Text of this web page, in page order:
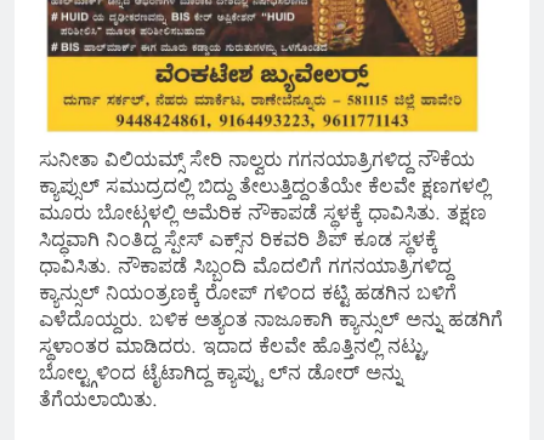
ಸುನೀತಾ ವಿಲಿಯಮ್ಸ್ ಸೇರಿ ನಾಲ್ವರು ಗಗನಯಾತ್ರಿಗಳಿದ್ದ ನೌಕೆಯ
ಕ್ಯಾಪ್ಸುಲ್ ಸಮುದ್ರದಲ್ಲಿ ಬಿದ್ದು ತೇಲುತ್ತಿದ್ದಂತೆಯೇ ಕೆಲವೇ ಕ್ಷಣಗಳಲ್ಲಿ
ಮೂರು ಬೋಟ್ಗಳಲ್ಲಿ ಅಮೆರಿಕ ನೌಕಾಪಡೆ ಸ್ಥಳಕ್ಕೆ ಧಾವಿಸಿತು. ತಕ್ಷಣ
ಸಿದ್ಧವಾಗಿ ನಿಂತಿದ್ದ ಸ್ಪೇಸ್ ಎಕ್ಸ್‌ನ ರಿಕವರಿ ಶಿಪ್ ಕೂಡ ಸ್ಥಳಕ್ಕೆ
ಧಾವಿಸಿತು. ನೌಕಾಪಡೆ ಸಿಬ್ಬಂದಿ ಮೊದಲಿಗೆ ಗಗನಯಾತ್ರಿಗಳಿದ್ದ
ಕ್ಯಾನ್ಸುಲ್ ನಿಯಂತ್ರಣಕ್ಕೆ ರೋಪ್ ಗಳಿಂದ ಕಟ್ಟಿ ಹಡಗಿನ ಬಳಿಗೆ
ಎಳೆದೊಯ್ದರು. ಬಳಿಕ ಅತ್ಯಂತ ನಾಜೂಕಾಗಿ ಕ್ಯಾನ್ಸುಲ್ ಅನ್ನು ಹಡಗಿಗೆ
ಸ್ಥಳಾಂತರ ಮಾಡಿದರು. ಇದಾದ ಕೆಲವೇ ಹೊತ್ತಿನಲ್ಲಿ ನಟ್ಟು,
ಬೋಲ್ಟ್ಗಳಿಂದ ಟೈಟಾಗಿದ್ದ ಕ್ಯಾಪ್ಟು ಲ್‌ನ ಡೋರ್‌ ಅನ್ನು
ತೆಗೆಯಲಾಯಿತು.